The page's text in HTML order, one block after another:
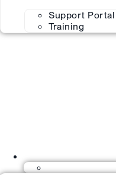
Support Portal
Training